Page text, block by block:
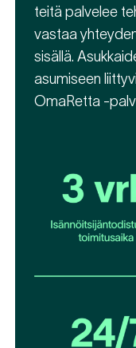
teitä palvelee
vastaa
sisällä.
asumiseen
OmaRetta -